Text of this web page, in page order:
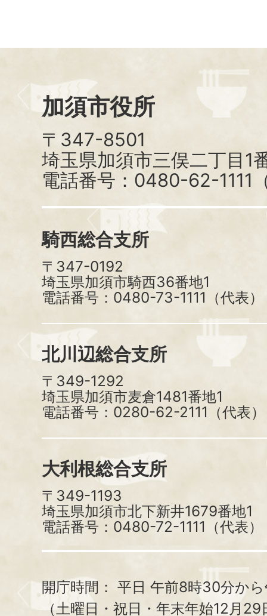
加須市役所
〒347-8501
埼玉県加須市三俣二丁目1
電話番号：0480-62-1111
騎西総合支所
〒347-0192
埼玉県加須市騎西36番地1
電話番号：0480-73-1111（代表）
北川辺総合支所
〒349-1292
埼玉県加須市麦倉1481番地1
電話番号：0280-62-2111（代表）
大利根総合支所
〒349-1193
埼玉県加須市北下新井1679番地1
電話番号：0480-72-1111（代表）
開庁時間： 平日 午前8時30分か
（土曜日・祝日・年末年始12月